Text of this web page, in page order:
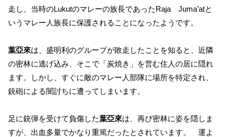
走し、当時のLukutのマレーの族長であったRaja Juma’atと
いうマレー人族長に保護されることになったようです。
葉亞來は、盛明利のグループが敗走したことを知ると、近隣
の密林に逃げ込み、そこで「炭焼き」を営む住人の居に隠れ
ます。しかし、すぐに敵のマレー人部隊に場所を特定され、
銃砲による闇討ちに遭ってしまいます。
足に銃弾を受けて負傷した葉亞來は、再び密林に姿を隠しま
すが、出血多量でかなり重篤だったとされています。 運よ